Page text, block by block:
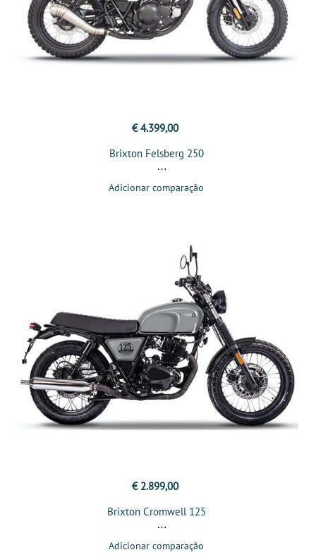
€ 4.399,00
Brixton Felsberg 250
Adicionar comparação
€ 2.899,00
Brixton Cromwell 125
Adicionar comparação